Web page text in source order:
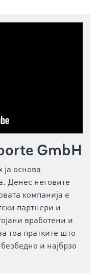
GmbH
ја основа
Денес неговите
компанија е
партнери и
вработени и
тоа пратките што
и најбрзо